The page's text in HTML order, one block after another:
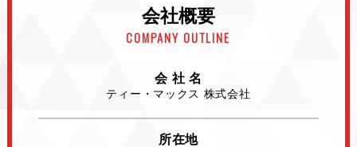
会社概要
COMPANY OUTLINE
会 社 名
ティー・マックス 株式会社
所在地